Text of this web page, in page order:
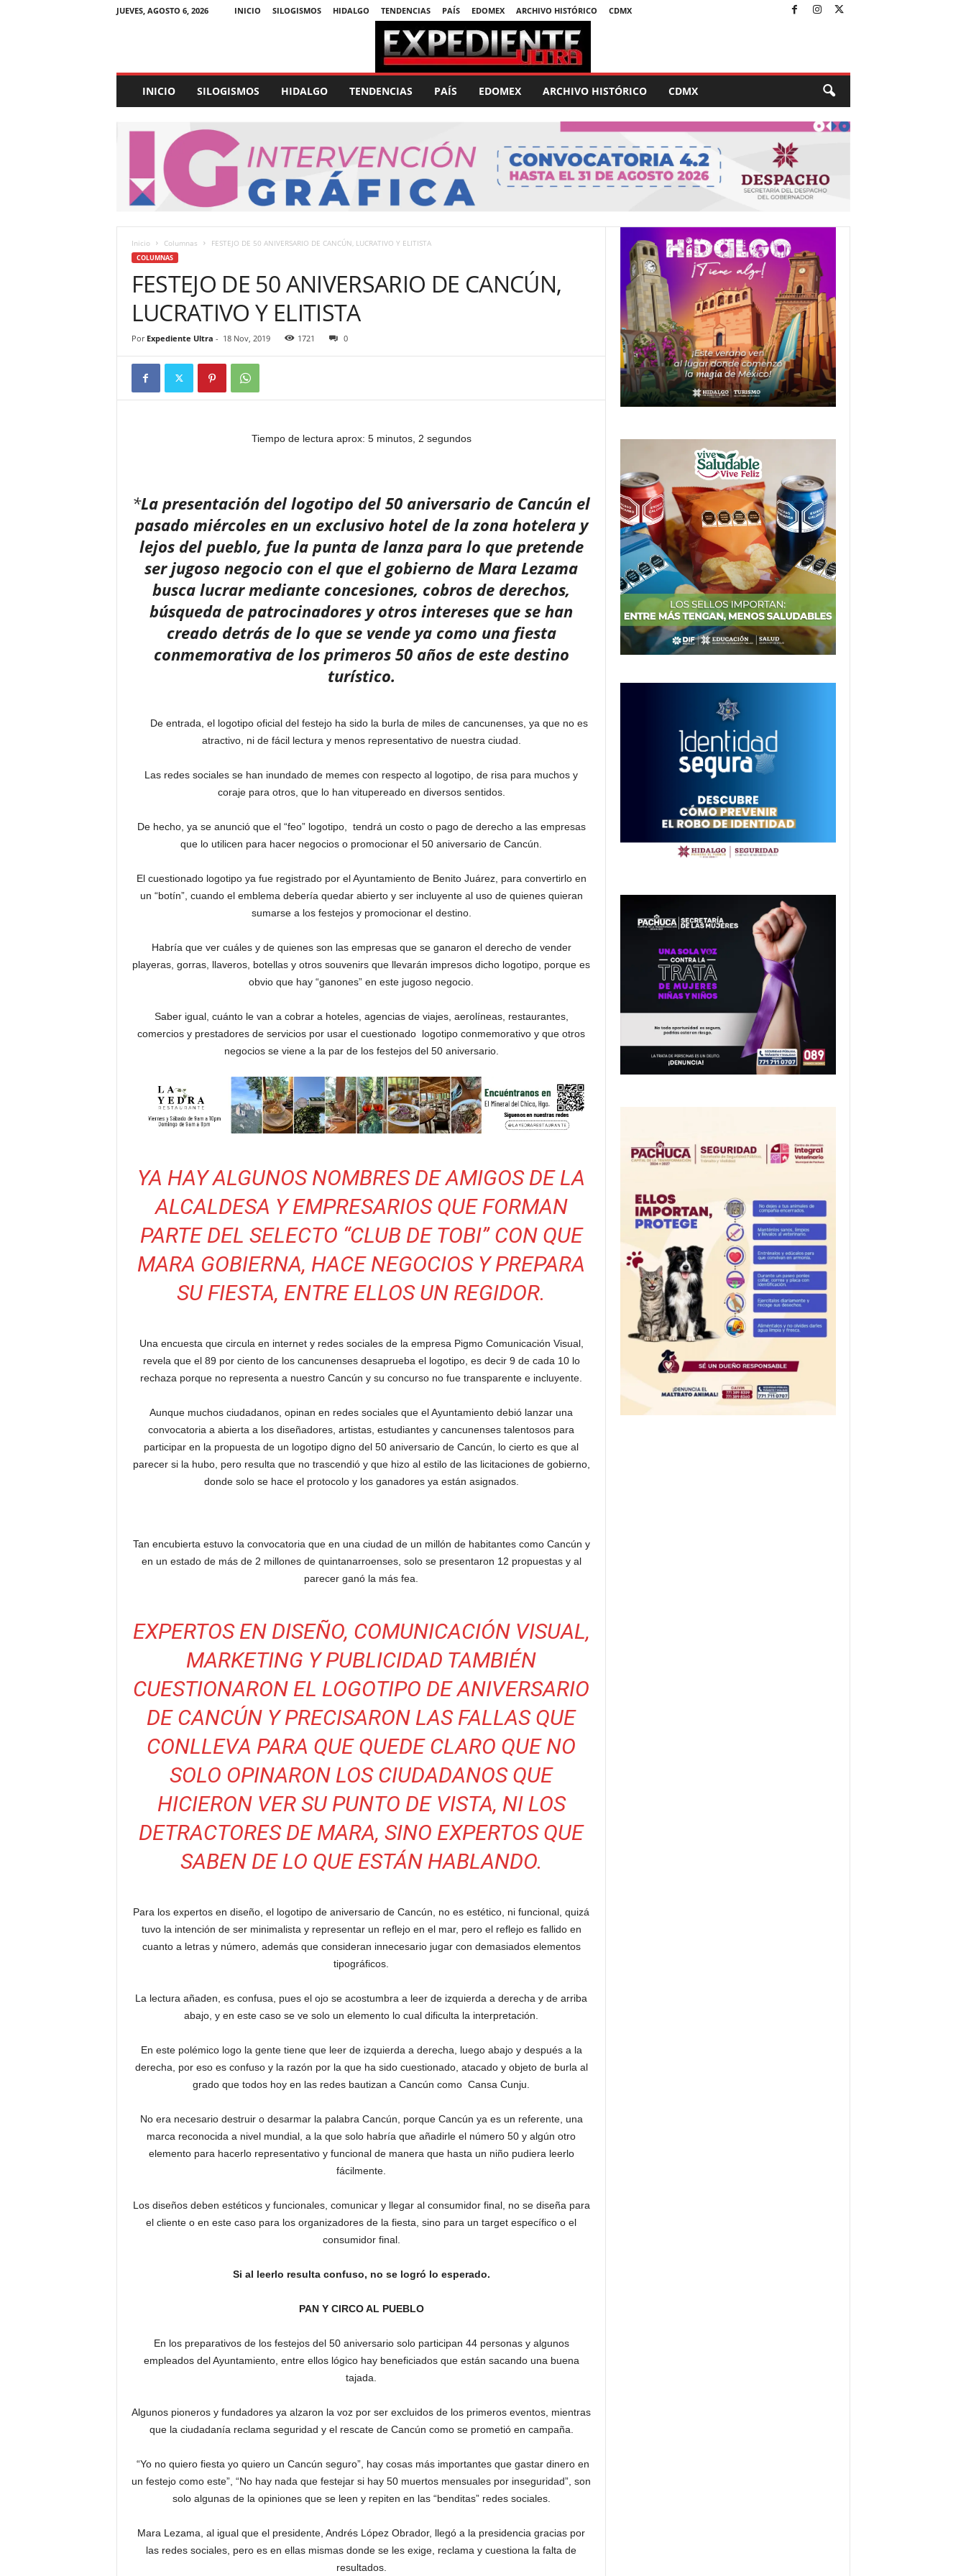
JUEVES, AGOSTO 6, 2026 INICIO SILOGISMOS HIDALGO TENDENCIAS PAÍS EDOMEX ARCHIVO HISTÓRICO CDMX
p
e
U
INICIO SILOGISMOS HIDALGO TENDENCIAS PAÍS EDOMEX ARCHIVO HISTÓRICO CDMX
Inicio Columnas FESTEJO DE 50 ANIVERSARIO DE CANCÚN, LUCRATIVO Y ELITISTA
COLUMNAS
FESTEJO DE 50 ANIVERSARIO DE CANCÚN,
LUCRATIVO Y ELITISTA
Por Expediente Ultra - 18 Nov, 2019 1721 0
Tiempo de lectura aprox: 5 minutos, 2 segundos
*La presentación del logotipo del 50 aniversario de Cancún el
pasado miércoles en un exclusivo hotel de la zona hotelera y
lejos del pueblo, fue la punta de lanza para lo que pretende
ser jugoso negocio con el que el gobierno de Mara Lezama
busca lucrar mediante concesiones, cobros de derechos,
búsqueda de patrocinadores y otros intereses que se han
creado detrás de lo que se vende ya como una fiesta
conmemorativa de los primeros 50 años de este destino
turístico.
De entrada, el logotipo oficial del festejo ha sido la burla de miles de cancunenses, ya que no es
atractivo, ni de fácil lectura y menos representativo de nuestra ciudad.
Las redes sociales se han inundado de memes con respecto al logotipo, de risa para muchos y
coraje para otros, que lo han vitupereado en diversos sentidos.
De hecho, ya se anunció que el “feo” logotipo, tendrá un costo o pago de derecho a las empresas
que lo utilicen para hacer negocios o promocionar el 50 aniversario de Cancún.
El cuestionado logotipo ya fue registrado por el Ayuntamiento de Benito Juárez, para convertirlo en
un “botín”, cuando el emblema debería quedar abierto y ser incluyente al uso de quienes quieran
sumarse a los festejos y promocionar el destino.
Habría que ver cuáles y de quienes son las empresas que se ganaron el derecho de vender
playeras, gorras, llaveros, botellas y otros souvenirs que llevarán impresos dicho logotipo, porque es
obvio que hay “ganones” en este jugoso negocio.
Saber igual, cuánto le van a cobrar a hoteles, agencias de viajes, aerolíneas, restaurantes,
comercios y prestadores de servicios por usar el cuestionado logotipo conmemorativo y que otros
negocios se viene a la par de los festejos del 50 aniversario.
YA HAY ALGUNOS NOMBRES DE AMIGOS DE LA
ALCALDESA Y EMPRESARIOS QUE FORMAN
PARTE DEL SELECTO “CLUB DE TOBI” CON QUE
MARA GOBIERNA, HACE NEGOCIOS Y PREPARA
SU FIESTA, ENTRE ELLOS UN REGIDOR.
Una encuesta que circula en internet y redes sociales de la empresa Pigmo Comunicación Visual,
revela que el 89 por ciento de los cancunenses desaprueba el logotipo, es decir 9 de cada 10 lo
rechaza porque no representa a nuestro Cancún y su concurso no fue transparente e incluyente.
Aunque muchos ciudadanos, opinan en redes sociales que el Ayuntamiento debió lanzar una
convocatoria a abierta a los diseñadores, artistas, estudiantes y cancunenses talentosos para
participar en la propuesta de un logotipo digno del 50 aniversario de Cancún, lo cierto es que al
parecer si la hubo, pero resulta que no trascendió y que hizo al estilo de las licitaciones de gobierno,
donde solo se hace el protocolo y los ganadores ya están asignados.
Tan encubierta estuvo la convocatoria que en una ciudad de un millón de habitantes como Cancún y
en un estado de más de 2 millones de quintanarroenses, solo se presentaron 12 propuestas y al
parecer ganó la más fea.
EXPERTOS EN DISEÑO, COMUNICACIÓN VISUAL,
MARKETING Y PUBLICIDAD TAMBIÉN
CUESTIONARON EL LOGOTIPO DE ANIVERSARIO
DE CANCÚN Y PRECISARON LAS FALLAS QUE
CONLLEVA PARA QUE QUEDE CLARO QUE NO
SOLO OPINARON LOS CIUDADANOS QUE
HICIERON VER SU PUNTO DE VISTA, NI LOS
DETRACTORES DE MARA, SINO EXPERTOS QUE
SABEN DE LO QUE ESTÁN HABLANDO.
Para los expertos en diseño, el logotipo de aniversario de Cancún, no es estético, ni funcional, quizá
tuvo la intención de ser minimalista y representar un reflejo en el mar, pero el reflejo es fallido en
cuanto a letras y número, además que consideran innecesario jugar con demasiados elementos
tipográficos.
La lectura añaden, es confusa, pues el ojo se acostumbra a leer de izquierda a derecha y de arriba
abajo, y en este caso se ve solo un elemento lo cual dificulta la interpretación.
En este polémico logo la gente tiene que leer de izquierda a derecha, luego abajo y después a la
derecha, por eso es confuso y la razón por la que ha sido cuestionado, atacado y objeto de burla al
grado que todos hoy en las redes bautizan a Cancún como Cansa Cunju.
No era necesario destruir o desarmar la palabra Cancún, porque Cancún ya es un referente, una
marca reconocida a nivel mundial, a la que solo habría que añadirle el número 50 y algún otro
elemento para hacerlo representativo y funcional de manera que hasta un niño pudiera leerlo
fácilmente.
Los diseños deben estéticos y funcionales, comunicar y llegar al consumidor final, no se diseña para
el cliente o en este caso para los organizadores de la fiesta, sino para un target específico o el
consumidor final.
Si al leerlo resulta confuso, no se logró lo esperado.
PAN Y CIRCO AL PUEBLO
En los preparativos de los festejos del 50 aniversario solo participan 44 personas y algunos
empleados del Ayuntamiento, entre ellos lógico hay beneficiados que están sacando una buena
tajada.
Algunos pioneros y fundadores ya alzaron la voz por ser excluidos de los primeros eventos, mientras
que la ciudadanía reclama seguridad y el rescate de Cancún como se prometió en campaña.
“Yo no quiero fiesta yo quiero un Cancún seguro”, hay cosas más importantes que gastar dinero en
un festejo como este”, “No hay nada que festejar si hay 50 muertos mensuales por inseguridad”, son
solo algunas de la opiniones que se leen y repiten en las “benditas” redes sociales.
Mara Lezama, al igual que el presidente, Andrés López Obrador, llegó a la presidencia gracias por
las redes sociales, pero es en ellas mismas donde se les exige, reclama y cuestiona la falta de
resultados.